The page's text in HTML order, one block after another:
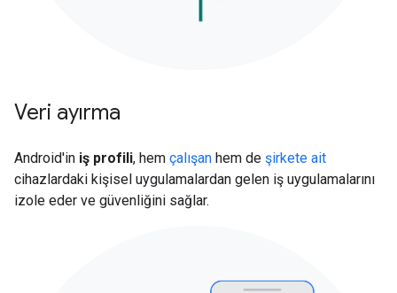
Veri ayırma
Android'in iş profili, hem çalışan hem de şirkete ait
cihazlardaki kişisel uygulamalardan gelen iş uygulamalarını
izole eder ve güvenliğini sağlar.